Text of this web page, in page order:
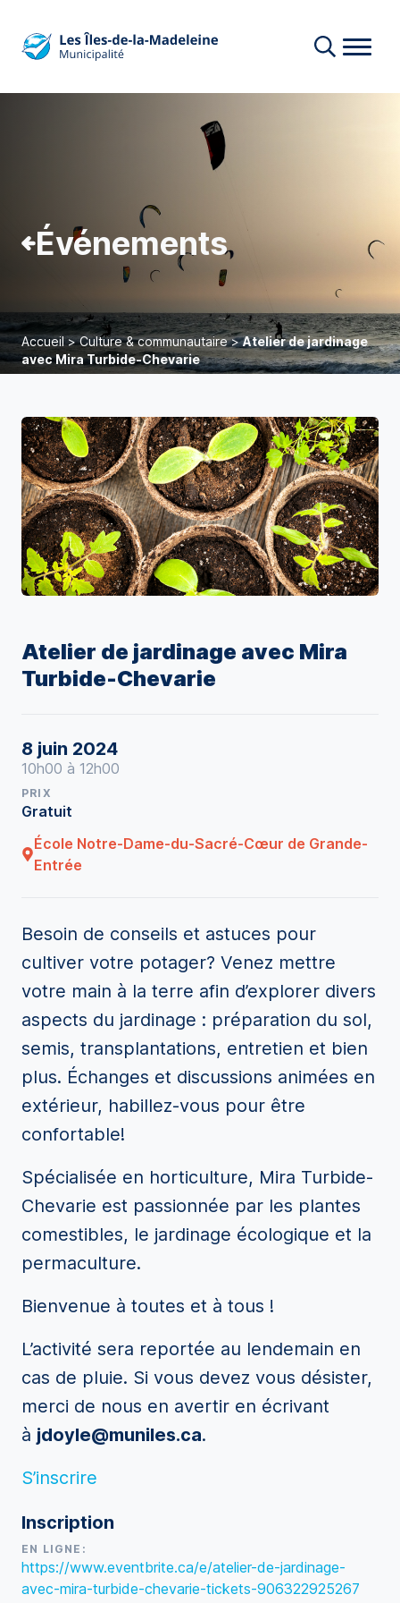
Événements
Accueil>Culture & communautaire>Atelier de jardinage
avec Mira Turbide-Chevarie
Atelier de jardinage avec Mira
Turbide-Chevarie
8 juin 2024
10h00 à 12h00
PRIX
Gratuit
École Notre-Dame-du-Sacré-Cœur de Grande-
Entrée
Besoin de conseils et astuces pour
cultiver votre potager? Venez mettre
votre main à la terre afin d’explorer divers
aspects du jardinage : préparation du sol,
semis, transplantations, entretien et bien
plus. Échanges et discussions animées en
extérieur, habillez-vous pour être
confortable!
Spécialisée en horticulture, Mira Turbide-
Chevarie est passionnée par les plantes
comestibles, le jardinage écologique et la
permaculture.
Bienvenue à toutes et à tous !
L’activité sera reportée au lendemain en
cas de pluie. Si vous devez vous désister,
merci de nous en avertir en écrivant
à jdoyle@muniles.ca.
S’inscrire
Inscription
EN LIGNE:
https://www.eventbrite.ca/e/atelier-de-jardinage-
avec-mira-turbide-chevarie-tickets-906322925267